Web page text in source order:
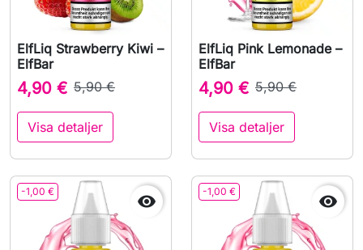
ElfLiq Strawberry Kiwi –
ElfBar
4,90 € 5,90 €
Visa detaljer
ElfLiq Pink Lemonade –
ElfBar
4,90 € 5,90 €
Visa detaljer
-1,00 €  -1,00 € 